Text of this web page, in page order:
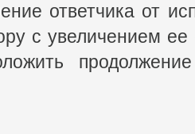
ответчика от
с увеличением